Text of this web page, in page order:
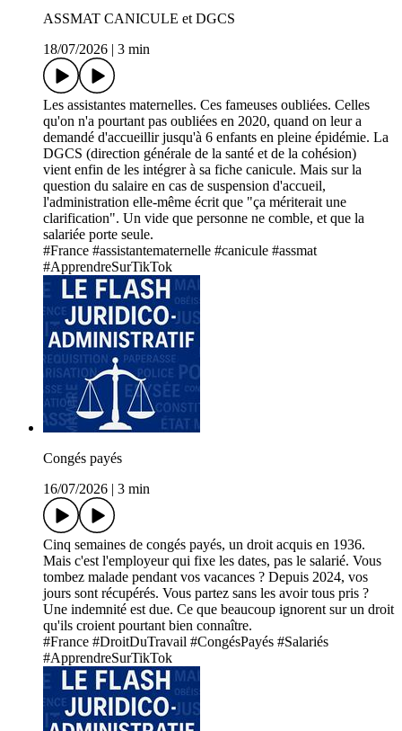
ASSMAT CANICULE et DGCS
18/07/2026
3 min
Les assistantes maternelles. Ces fameuses oubliées. Celles
qu'on n'a pourtant pas oubliées en 2020, quand on leur a
demandé d'accueillir jusqu'à 6 enfants en pleine épidémie. La
DGCS (direction générale de la santé et de la cohésion)
vient enfin de les intégrer à sa fiche canicule. Mais sur la
question du salaire en cas de suspension d'accueil,
l'administration elle-même écrit que "ça mériterait une
clarification". Un vide que personne ne comble, et que la
salariée porte seule.
#France #assistantematernelle #canicule #assmat
#ApprendreSurTikTok
Congés payés
16/07/2026
3 min
Cinq semaines de congés payés, un droit acquis en 1936.
Mais c'est l'employeur qui fixe les dates, pas le salarié. Vous
tombez malade pendant vos vacances ? Depuis 2024, vos
jours sont récupérés. Vous partez sans les avoir tous pris ?
Une indemnité est due. Ce que beaucoup ignorent sur un droit
qu'ils croient pourtant bien connaître.
#France #DroitDuTravail #CongésPayés #Salariés
#ApprendreSurTikTok